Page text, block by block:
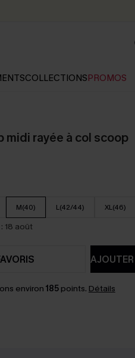
COLLECTIONSPROMOS
midi rayée à col scoop
M(40) L(42/44) XL(46)
18 août
environ 185points. Détails